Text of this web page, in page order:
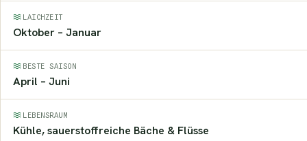
LAICHZEIT
Oktober – Januar
BESTE SAISON
April – Juni
LEBENSRAUM
Kühle, sauerstoffreiche Bäche & Flüsse